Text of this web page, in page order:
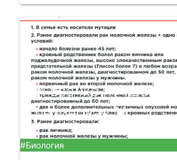
И все же лучше, чем
резиновая 🦞
#Биология